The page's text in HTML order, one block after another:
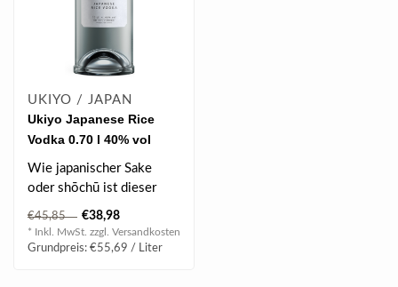
UKIYO / JAPAN
Ukiyo Japanese Rice
Vodka 0.70 l 40% vol
Wie japanischer Sake
oder shōchū ist dieser
japanische Wodka ideal
zum Trinken..
€45,85 €38,98
* Inkl. MwSt. zzgl. Versandkosten
Grundpreis: €55,69 / Liter